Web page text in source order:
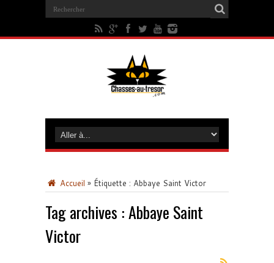
Accueil » Étiquette : Abbaye Saint Victor
Tag archives :Abbaye Saint
Victor